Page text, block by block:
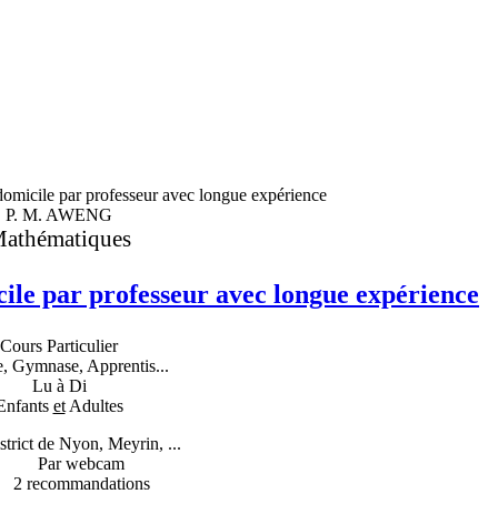
P. M. AWENG
par professeur avec longue expérience
Cours Particulier
Gymnase, Apprentis...
Lu à Di
etAdultes
de Nyon, Meyrin, ...
Par webcam
2 recommandations